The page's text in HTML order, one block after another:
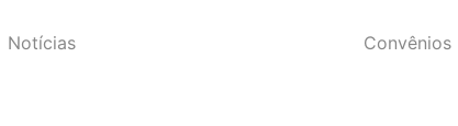
Notícias Convênios